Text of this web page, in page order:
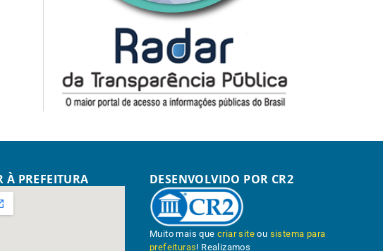
À PREFEITURA DESENVOLVIDO POR CR2
Muito mais quecriar site ou sistema para
prefeituras! Realizamos